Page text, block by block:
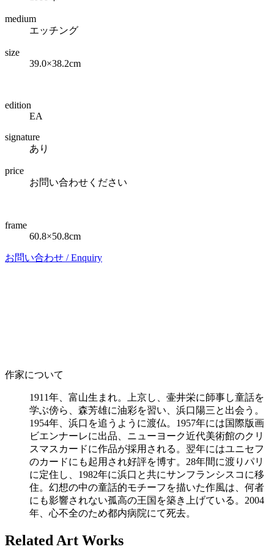
medium
エッチング
size
39.0×38.2cm
edition
EA
signature
あり
price
お問い合わせください
frame
60.8×50.8cm
お問い合わせ /Enquiry
作家について
1911年、富山生まれ。上京し、壷井栄に師事し童話を
学ぶ傍ら、森芳雄に油彩を習い、浜口陽三と出会う。
1954年、浜口を追うように渡仏。1957年には国際版画
ビエンナーレに出品、ニューヨーク近代美術館のクリ
スマスカードに作品が採用される。翌年にはユニセフ
のカードにも起用され好評を博す。28年間に渡りパリ
に定住し、1982年に浜口と共にサンフランシスコに移
住。幻想の中の童話的モチーフを描いた作風は、何者
にも影響されない孤高の王国を築き上げている。2004
年、心不全のため都内病院にて死去。
Related Art Works